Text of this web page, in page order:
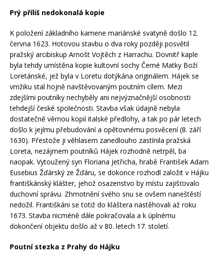
Prý příliš nedokonalá kopie
K položení základního kamene mariánské svatyně došlo 12.
června 1623. Hotovou stavbu o dva roky později posvětil
pražský arcibiskup Arnošt Vojtěch z Harrachu. Dovnitř kaple
byla tehdy umístěna kopie kultovní sochy Černé Matky Boží
Loretánské, jež byla v Loretu dotýkána originálem. Hájek se
vmžiku stal hojně navštěvovaným poutním cílem. Mezi
zdejšími poutníky nechyběly ani nejvýznačnější osobnosti
tehdejší české společnosti. Stavba však údajně nebyla
dostatečně věrnou kopií italské předlohy, a tak po pár letech
došlo k jejímu přebudování a opětovnému posvěcení (8. září
1630). Přestože ji věhlasem zanedlouho zastínila pražská
Loreta, nezájmem poutníků Hájek rozhodně netrpěl, ba
naopak. Vytoužený syn Floriana Jetřicha, hrabě František Adam
Eusebius Žďárský ze Žďáru, se dokonce rozhodl založit v Hájku
františkánský klášter, jehož osazenstvo by místu zajišťovalo
duchovní správu. Zhmotnění svého snu se ovšem naneštěstí
nedožil. Františkáni se totiž do kláštera nastěhovali až roku
1673. Stavba nicméně dále pokračovala a k úplnému
dokončení objektu došlo až v 80. letech 17. století.
Poutní stezka z Prahy do Hájku